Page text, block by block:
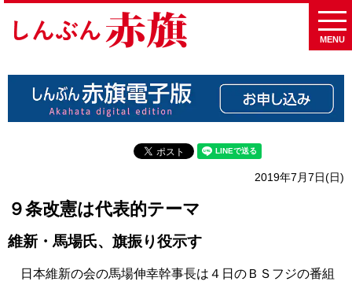
MENU
2019年7月7日(日)
９条改憲は代表的テーマ
維新・馬場氏、旗振り役示す
日本維新の会の馬場伸幸幹事長は４日のＢＳフジの番組